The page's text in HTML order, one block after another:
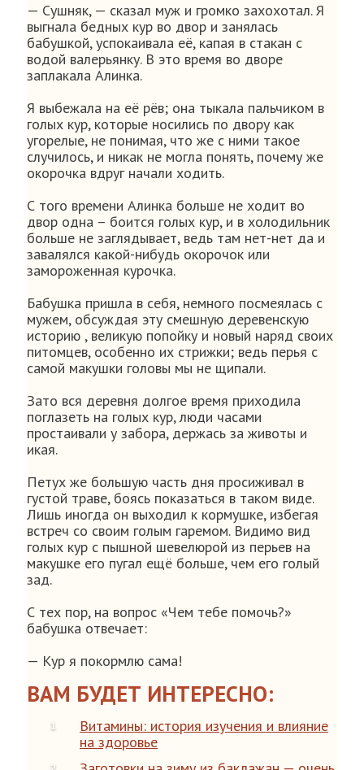
— Сушняк, — сказал муж и громко захохотал. Я
выгнала бедных кур во двор и занялась
бабушкой, успокаивала её, капая в стакан с
водой валерьянку. В это время во дворе
заплакала Алинка.
Я выбежала на её рёв; она тыкала пальчиком в
голых кур, которые носились по двору как
угорелые, не понимая, что же с ними такое
случилось, и никак не могла понять, почему же
окорочка вдруг начали ходить.
С того времени Алинка больше не ходит во
двор одна – боится голых кур, и в холодильник
больше не заглядывает, ведь там нет-нет да и
завалялся какой-нибудь окорочок или
замороженная курочка.
Бабушка пришла в себя, немного посмеялась с
мужем, обсуждая эту смешную деревенскую
историю , великую попойку и новый наряд своих
питомцев, особенно их стрижки; ведь перья с
самой макушки головы мы не щипали.
Зато вся деревня долгое время приходила
поглазеть на голых кур, люди часами
простаивали у забора, держась за животы и
икая.
Петух же большую часть дня просиживал в
густой траве, боясь показаться в таком виде.
Лишь иногда он выходил к кормушке, избегая
встреч со своим голым гаремом. Видимо вид
голых кур с пышной шевелюрой из перьев на
макушке его пугал ещё больше, чем его голый
зад.
С тех пор, на вопрос «Чем тебе помочь?»
бабушка отвечает:
— Кур я покормлю сама!
ВАМ БУДЕТ ИНТЕРЕСНО:
Витамины: история изучения и влияние
на здоровье